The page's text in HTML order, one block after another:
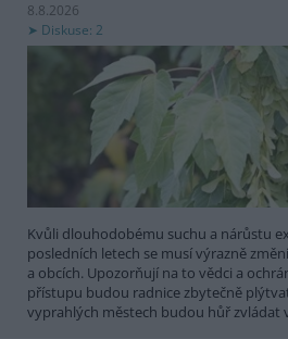
8.8.2026
Diskuse: 2
Kvůli dlouhodobému suchu a nárůstu
posledních letech se musí výrazně
a obcích. Upozorňují na to vědci a
přístupu budou radnice zbytečně
vyprahlých městech budou hůř zvládat